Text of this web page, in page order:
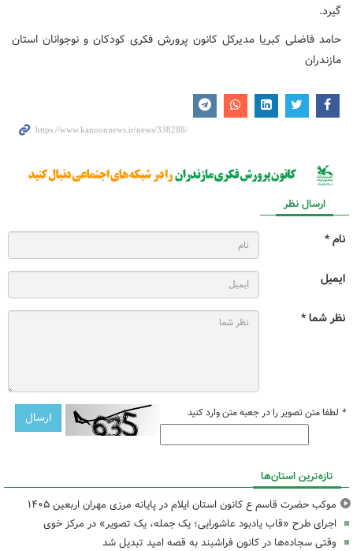
گیرد.
حامد فاضلی کبریا مدیرکل کانون پرورش فکری کودکان و نوجوانان استان
مازندران
ارسال نظر
نام *
ایمیل
نظر شما *
* لطفا متن تصویر را در جعبه متن وارد کنید
تازه‌ترین استان‌ها
موکب حضرت قاسم ع کانون استان ایلام در پایانه مرزی مهران اربعین ۱۴۰۵
اجرای طرح «قاب یادبود عاشورایی؛ یک جمله، یک تصویر» در مرکز خوی
وقتی سجاده‌ها در کانون فراشبند به قصه امید تبدیل شد